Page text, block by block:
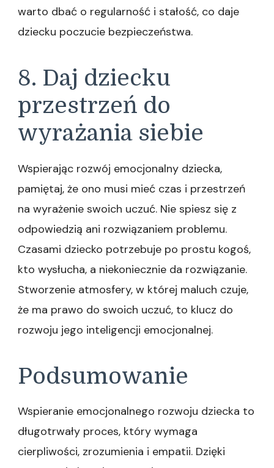
warto dbać o regularność i stałość, co daje
dziecku poczucie bezpieczeństwa.
8. Daj dziecku
przestrzeń do
wyrażania siebie
Wspierając rozwój emocjonalny dziecka,
pamiętaj, że ono musi mieć czas i przestrzeń
na wyrażenie swoich uczuć. Nie spiesz się z
odpowiedzią ani rozwiązaniem problemu.
Czasami dziecko potrzebuje po prostu kogoś,
kto wysłucha, a niekoniecznie da rozwiązanie.
Stworzenie atmosfery, w której maluch czuje,
że ma prawo do swoich uczuć, to klucz do
rozwoju jego inteligencji emocjonalnej.
Podsumowanie
Wspieranie emocjonalnego rozwoju dziecka to
długotrwały proces, który wymaga
cierpliwości, zrozumienia i empatii. Dzięki